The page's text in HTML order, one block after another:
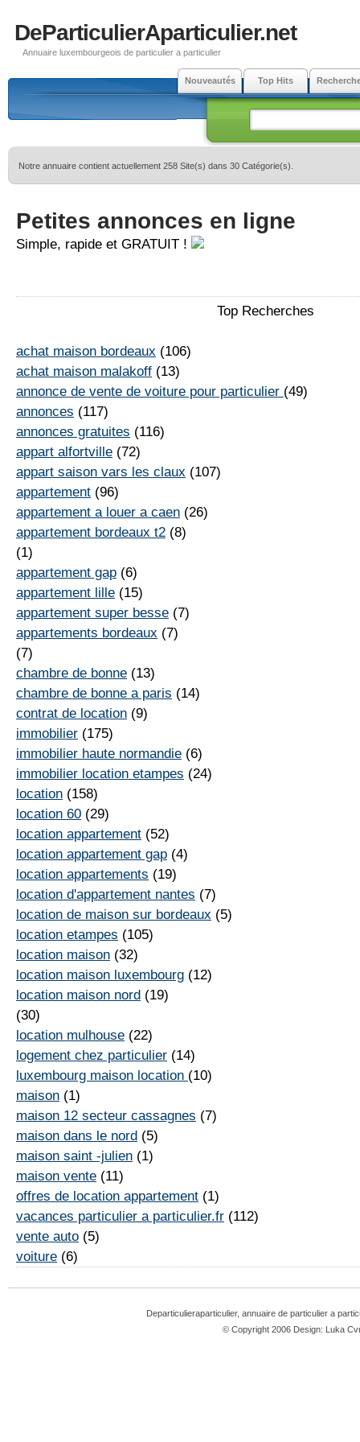
DeParticulierAparticulier.net
Annuaire luxembourgeois de particulier a particulier
Nouveautés Top Hits
Notre annuaire contient actuellement 258 Site(s) dans 30 Catégorie(s).
Petites annonces en ligne
Simple, rapide et GRATUIT !
Top Recherches
achat maison bordeaux (106)
achat maison malakoff (13)
annonce de vente de voiture pour particulier (49)
annonces (117)
annonces gratuites (116)
appart alfortville (72)
appart saison vars les claux (107)
appartement (96)
appartement a louer a caen (26)
appartement bordeaux t2 (8)
(1)
appartement gap (6)
appartement lille (15)
appartement super besse (7)
appartements bordeaux (7)
(7)
chambre de bonne (13)
chambre de bonne a paris (14)
contrat de location (9)
immobilier (175)
immobilier haute normandie (6)
immobilier location etampes (24)
location (158)
location 60 (29)
location appartement (52)
location appartement gap (4)
location appartements (19)
location d'appartement nantes (7)
location de maison sur bordeaux (5)
location etampes (105)
location maison (32)
location maison luxembourg (12)
location maison nord (19)
(30)
location mulhouse (22)
logement chez particulier (14)
luxembourg maison location (10)
maison (1)
maison 12 secteur cassagnes (7)
maison dans le nord (5)
maison saint -julien (1)
maison vente (11)
offres de location appartement (1)
vacances particulier a particulier.fr (112)
vente auto (5)
voiture (6)
Departiculieraparticulier, annuaire de particulier a
© Copyright 2006 Design: Luka